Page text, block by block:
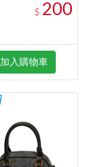
$ 200
加入購物車